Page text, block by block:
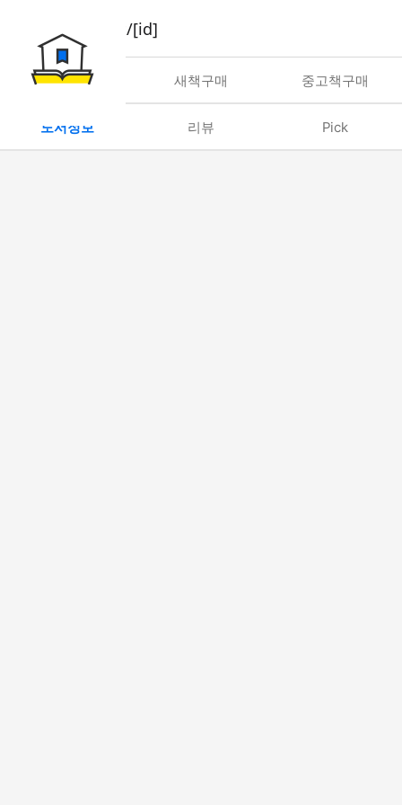
book/rent/[id]
대여 새책구매 중고책구매
도서정보 리뷰 Pick